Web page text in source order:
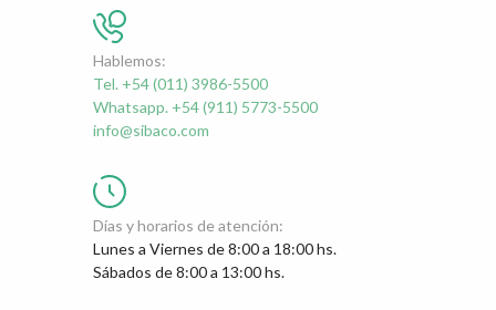
Hablemos:
Tel. +54 (011) 3986-5500
Whatsapp. +54 (911) 5773-5500
info@sibaco.com
Días y horarios de atención:
Lunes a Viernes de 8:00 a 18:00 hs.
Sábados de 8:00 a 13:00 hs.